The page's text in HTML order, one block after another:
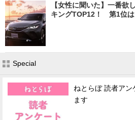
【女性に聞いた】一番欲
キングTOP12！ 第1位は
Special
ねとらぼ 読者アン
ます